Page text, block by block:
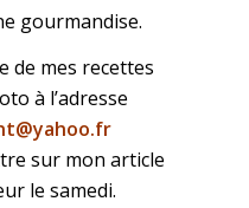
gourmandise.
de mes recettes
à l’adresse
sur mon article
le samedi.